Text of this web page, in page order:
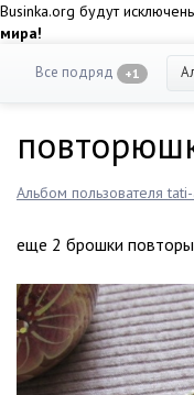
Businka.org будут
мира!
Все подряд +1
Альбом пользователя
еще 2 брошки повторы